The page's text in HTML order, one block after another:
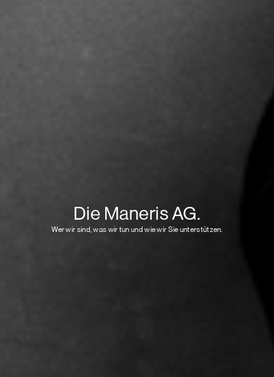
Die Maneris AG.
Wer wir sind, was wir tun und wie wir Sie unterstützen.